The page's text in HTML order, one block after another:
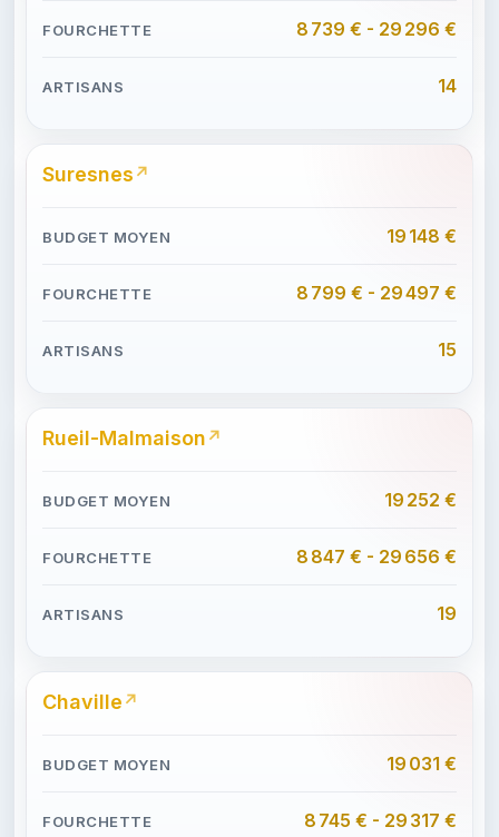
8 739 € - 29 296 €
14
Suresnes
19 148 €
8 799 € - 29 497 €
15
Rueil-Malmaison
19 252 €
8 847 € - 29 656 €
19
Chaville
19 031 €
8 745 € - 29 317 €